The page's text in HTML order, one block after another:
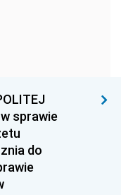
1937
sprawie
do